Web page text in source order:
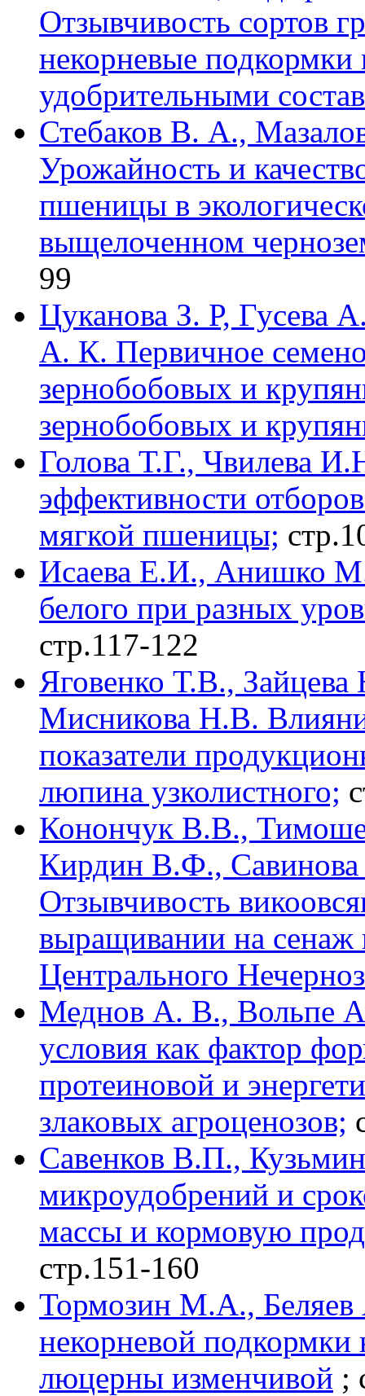
Отзывчивость сортов
некорневые
удобрительными
Стебаков В. А.,
Урожайность и
пшеницы в
выщелоченном
99
Цуканова З. Р, Гусева
А. К. Первичное
зернобобовых и
зернобобовых и
Голова Т.Г., Чвилева
эффективности
мягкой пшеницы;
Исаева Е.И., Анишко
белого при разных
стр.117-122
Яговенко Т.В.,
Мисникова Н.В.
показатели
люпина узколистного;
Конончук В.В.,
Кирдин В.Ф.,
Отзывчивость
выращивании на
Центрального
Меднов А. В., Вольпе
условия как фактор
протеиновой и
злаковых агроценозов;
Савенков В.П.,
микроудобрений и
массы и кормовую
стр.151-160
Тормозин М.А.,
некорневой
люцерны изменчивой ;